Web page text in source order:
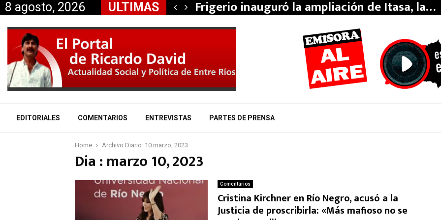
8 agosto, 2026 ULTIMAS
Miranda anunció… Frigerio inauguró la ampliación de Itasa, la…
EDITORIALES COMENTARIOS ENTREVISTAS PARTES DE PRENSA
Home Archivo Diario: 10 marzo, 2023
Dia : marzo 10, 2023
Comentarios
Cristina Kirchner en Río Negro, acusó a la
Justicia de proscribirla: «Más mafioso no se